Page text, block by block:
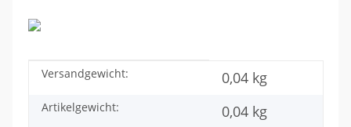
Produkteigenschaft
Wert
Versandgewicht: 0,04 kg
Artikelgewicht: 0,04 kg